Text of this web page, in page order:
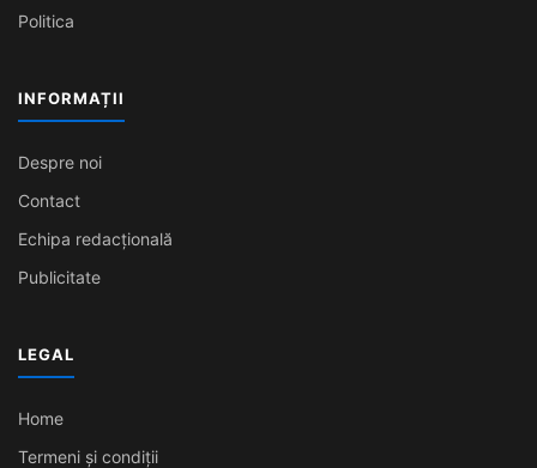
Politica
INFORMAȚII
Despre noi
Contact
Echipa redacțională
Publicitate
LEGAL
Home
Termeni și condiții